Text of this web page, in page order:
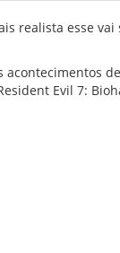
realista esse
Evil 7: